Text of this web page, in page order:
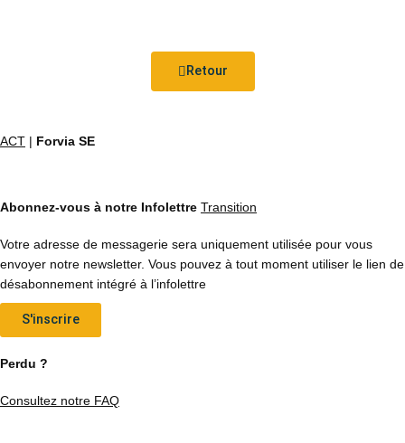
Retour
ACT | Forvia SE
Abonnez-vous à notre Infolettre Transition
Votre adresse de messagerie sera uniquement utilisée pour vous
envoyer notre newsletter. Vous pouvez à tout moment utiliser le lien de
désabonnement intégré à l’infolettre
S'inscrire
Perdu ?
Consultez notre FAQ